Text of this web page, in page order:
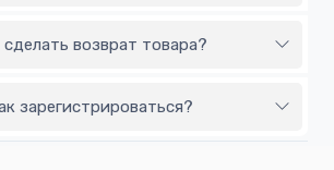
сделать возврат товара?
зарегистрироваться?